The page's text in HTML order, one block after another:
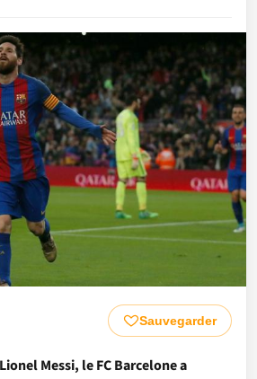
Sauvegarder
Messi, le FC Barcelone a